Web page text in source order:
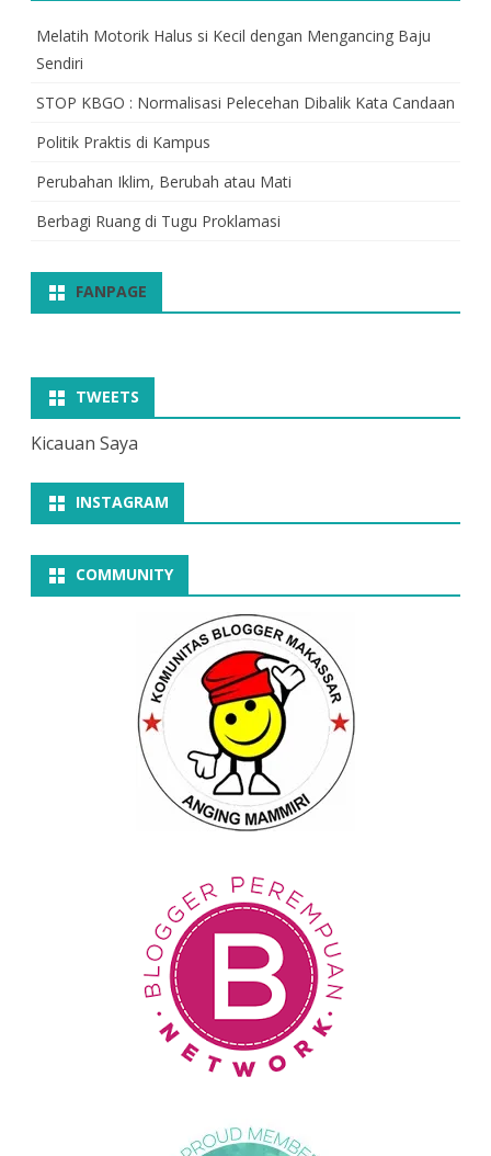
Melatih Motorik Halus si Kecil dengan Mengancing Baju
Sendiri
STOP KBGO : Normalisasi Pelecehan Dibalik Kata Candaan
Politik Praktis di Kampus
Perubahan Iklim, Berubah atau Mati
Berbagi Ruang di Tugu Proklamasi
FANPAGE
TWEETS
Kicauan Saya
INSTAGRAM
COMMUNITY